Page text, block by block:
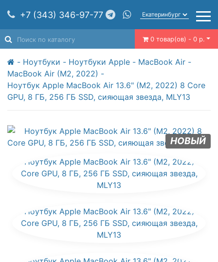
+7 (343) 346-97-77
0 товар(ов) - 0 р.
Ноутбуки Ноутбуки Apple
MacBook Air
MacBook Air (M2, 2022)
Ноутбук Apple MacBook Air 13.6" (M2, 2022) 8 Core
GPU, 8 ГБ, 256 ГБ SSD, сияющая звезда, MLY13
НОВЫЙ